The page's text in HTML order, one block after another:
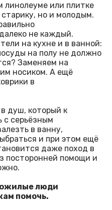
линолеуме или плитке
но и молодым.
не каждый.
на кухне и в ванной:
на полу не должно
Заменяем на
носиком. А ещё
в
душ, который к
с серьёзным
в ванну,
и при этом ещё
даже поход в
посторонней помощи и
люди
помочь.